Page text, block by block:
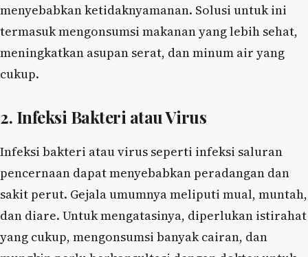
menyebabkan ketidaknyamanan. Solusi untuk ini
termasuk mengonsumsi makanan yang lebih sehat,
meningkatkan asupan serat, dan minum air yang
cukup.
2. Infeksi Bakteri atau Virus
Infeksi bakteri atau virus seperti infeksi saluran
pencernaan dapat menyebabkan peradangan dan
sakit perut. Gejala umumnya meliputi mual, muntah,
dan diare. Untuk mengatasinya, diperlukan istirahat
yang cukup, mengonsumsi banyak cairan, dan